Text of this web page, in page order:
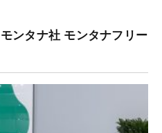
ンタナ社 モンタナフリー